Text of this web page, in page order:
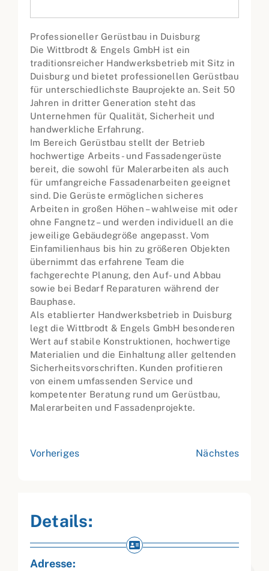
Professioneller Gerüstbau in Duisburg
Die Wittbrodt & Engels GmbH ist ein
traditionsreicher Handwerksbetrieb mit Sitz in
Duisburg und bietet professionellen Gerüstbau
für unterschiedlichste Bauprojekte an. Seit 50
Jahren in dritter Generation steht das
Unternehmen für Qualität, Sicherheit und
handwerkliche Erfahrung.
Im Bereich Gerüstbau stellt der Betrieb
hochwertige Arbeits- und Fassadengerüste
bereit, die sowohl für Malerarbeiten als auch
für umfangreiche Fassadenarbeiten geeignet
sind. Die Gerüste ermöglichen sicheres
Arbeiten in großen Höhen – wahlweise mit oder
ohne Fangnetz – und werden individuell an die
jeweilige Gebäudegröße angepasst. Vom
Einfamilienhaus bis hin zu größeren Objekten
übernimmt das erfahrene Team die
fachgerechte Planung, den Auf- und Abbau
sowie bei Bedarf Reparaturen während der
Bauphase.
Als etablierter Handwerksbetrieb in Duisburg
legt die Wittbrodt & Engels GmbH besonderen
Wert auf stabile Konstruktionen, hochwertige
Materialien und die Einhaltung aller geltenden
Sicherheitsvorschriften. Kunden profitieren
von einem umfassenden Service und
kompetenter Beratung rund um Gerüstbau,
Malerarbeiten und Fassadenprojekte.
Vorheriges Nächstes
Details:
Adresse: